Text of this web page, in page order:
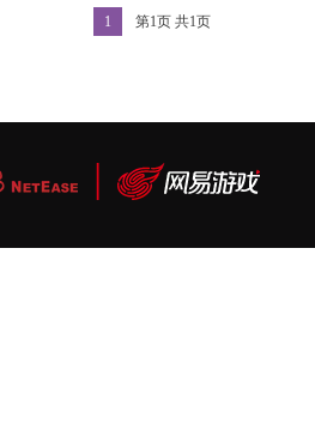
1 第1页 共1页